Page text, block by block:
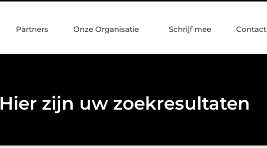
Partners Onze Organisatie Schrijf mee Contact
Hier zijn uw zoekresultaten